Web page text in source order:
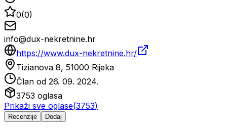
0(0)
info@dux-nekretnine.hr
https://www.dux-nekretnine.hr/
Tizianova 8, 51000 Rijeka
Član od 26. 09. 2024.
3753 oglasa
Prikaži sve oglase(3753)
Recenzije Dodaj